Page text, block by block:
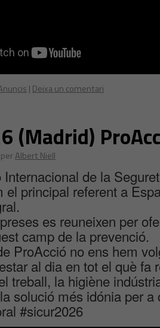
| Deixa un comentari
(Madrid)
perAlbert Niell
de la
el principal referent a
es reuneixen per
camp de la prevenció.
ProAcció no ens hem
al dia en tot el què fa
treball, la higiène
solució més idónia per
#sicur2026